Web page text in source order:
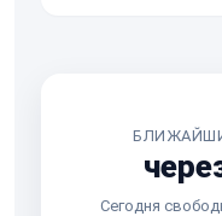
Сегодня